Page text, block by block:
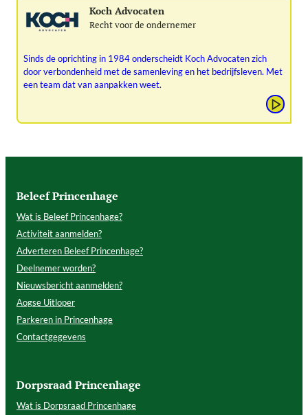
Koch Advocaten
Recht voor de ondernemer
Sinds de oprichting in 1984 onderscheidt Koch Advocaten zich
door verbondenheid met de samenleving en het bedrijfsleven. Met
een team dat van aanpakken weet.
Beleef Princenhage
Wat is Beleef Princenhage?
Activiteit aanmelden?
Adverteren Beleef Princenhage?
Deelnemer worden?
Nieuwsbericht aanmelden?
Aogse Uitloper
Parkeren in Princenhage
Contactgegevens
Dorpsraad Princenhage
Wat is Dorpsraad Princenhage